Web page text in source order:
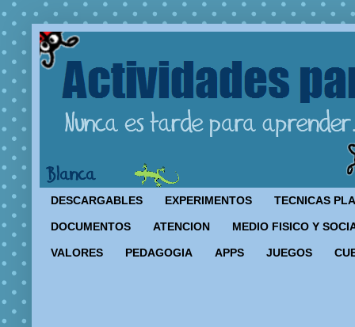
DESCARGABLES EXPERIMENTOS TECNICAS
DOCUMENTOS ATENCION MEDIO FISICO Y
VALORES PEDAGOGIA APPS JUEGOS